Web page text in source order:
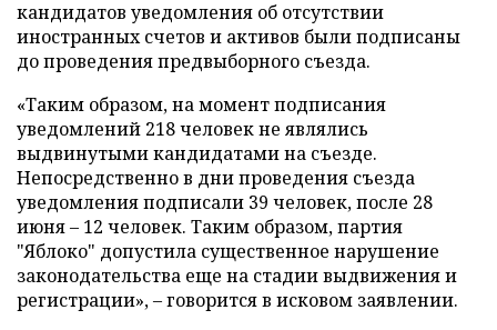
кандидатов уведомления об отсутствии
иностранных счетов и активов были подписаны
до проведения предвыборного съезда.
«Таким образом, на момент подписания
уведомлений 218 человек не являлись
выдвинутыми кандидатами на съезде.
Непосредственно в дни проведения съезда
уведомления подписали 39 человек, после 28
июня – 12 человек. Таким образом, партия
"Яблоко" допустила существенное нарушение
законодательства еще на стадии выдвижения и
регистрации», – говорится в исковом заявлении.